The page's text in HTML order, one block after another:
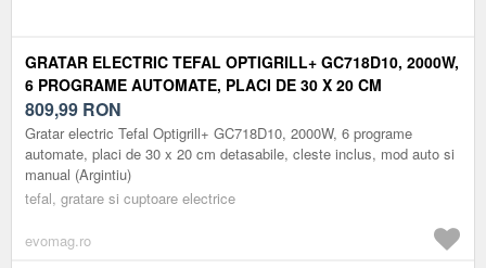
GRATAR ELECTRIC TEFAL OPTIGRILL+ GC718D10, 2000W,
6 PROGRAME AUTOMATE, PLACI DE 30 X 20 CM
DETASABILE, CLESTE INCLUS, MOD AUTO SI MANUAL
(ARGINTIU)
809,99 RON
Gratar electric Tefal Optigrill+ GC718D10, 2000W, 6 programe
automate, placi de 30 x 20 cm detasabile, cleste inclus, mod auto si
manual (Argintiu)
tefal, gratare si cuptoare electrice
evomag.ro